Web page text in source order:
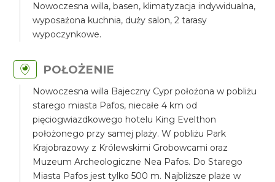
Nowoczesna willa, basen, klimatyzacja indywidualna,
wyposażona kuchnia, duży salon, 2 tarasy
wypoczynkowe.
POŁOŻENIE
Nowoczesna willa Bajeczny Cypr położona w pobliżu
starego miasta Pafos, niecałe 4 km od
pięciogwiazdkowego hotelu King Evelthon
położonego przy samej plaży. W pobliżu Park
Krajobrazowy z Królewskimi Grobowcami oraz
Muzeum Archeologiczne Nea Pafos. Do Starego
Miasta Pafos jest tylko 500 m. Najbliższe plaże w